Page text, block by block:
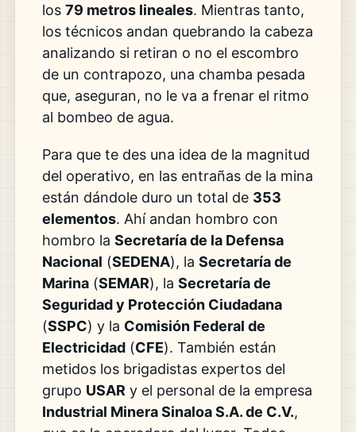
los 79 metros lineales. Mientras tanto,
los técnicos andan quebrando la cabeza
analizando si retiran o no el escombro
de un contrapozo, una chamba pesada
que, aseguran, no le va a frenar el ritmo
al bombeo de agua.
Para que te des una idea de la magnitud
del operativo, en las entrañas de la mina
están dándole duro un total de 353
elementos. Ahí andan hombro con
hombro la Secretaría de la Defensa
Nacional (SEDENA), la Secretaría de
Marina(SEMAR), la Secretaría de
Seguridad y Protección Ciudadana
(SSPC) y la Comisión Federal de
Electricidad(CFE). También están
metidos los brigadistas expertos del
grupo USAR y el personal de la empresa
Industrial Minera Sinaloa S.A. de C.V.,